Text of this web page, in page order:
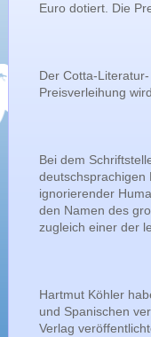
Euro dotiert. Die
Der Cotta-
Preisverleihung
Bei dem
deutschsprachigen
ignorierender
den Namen des
zugleich einer der
Hartmut Köhler
und Spanischen
Verlag